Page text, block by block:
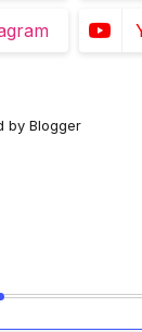
by Blogger